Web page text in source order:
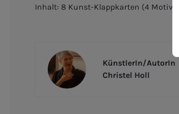
Inhalt: 8 Kunst-Klappkarten (4 Motive
KünstlerIn/AutorIn
Christel Holl